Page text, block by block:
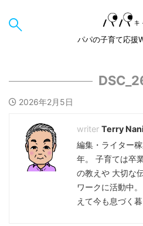
パパの子育て応援
2026年2月5日
Terry
編集・ライター
年。 子育ては卒
の教えや 大切な
ワークに活動中
えて今も息づく